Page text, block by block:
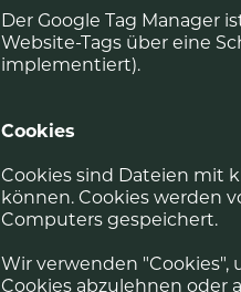
Der Google Tag Manager
Website-Tags über eine
implementiert).
Cookies
Cookies sind Dateien mit
können. Cookies werden
Computers gespeichert.
Wir verwenden "Cookies",
Cookies abzulehnen oder